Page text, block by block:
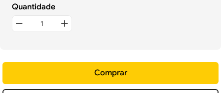
Quantidade
Comprar